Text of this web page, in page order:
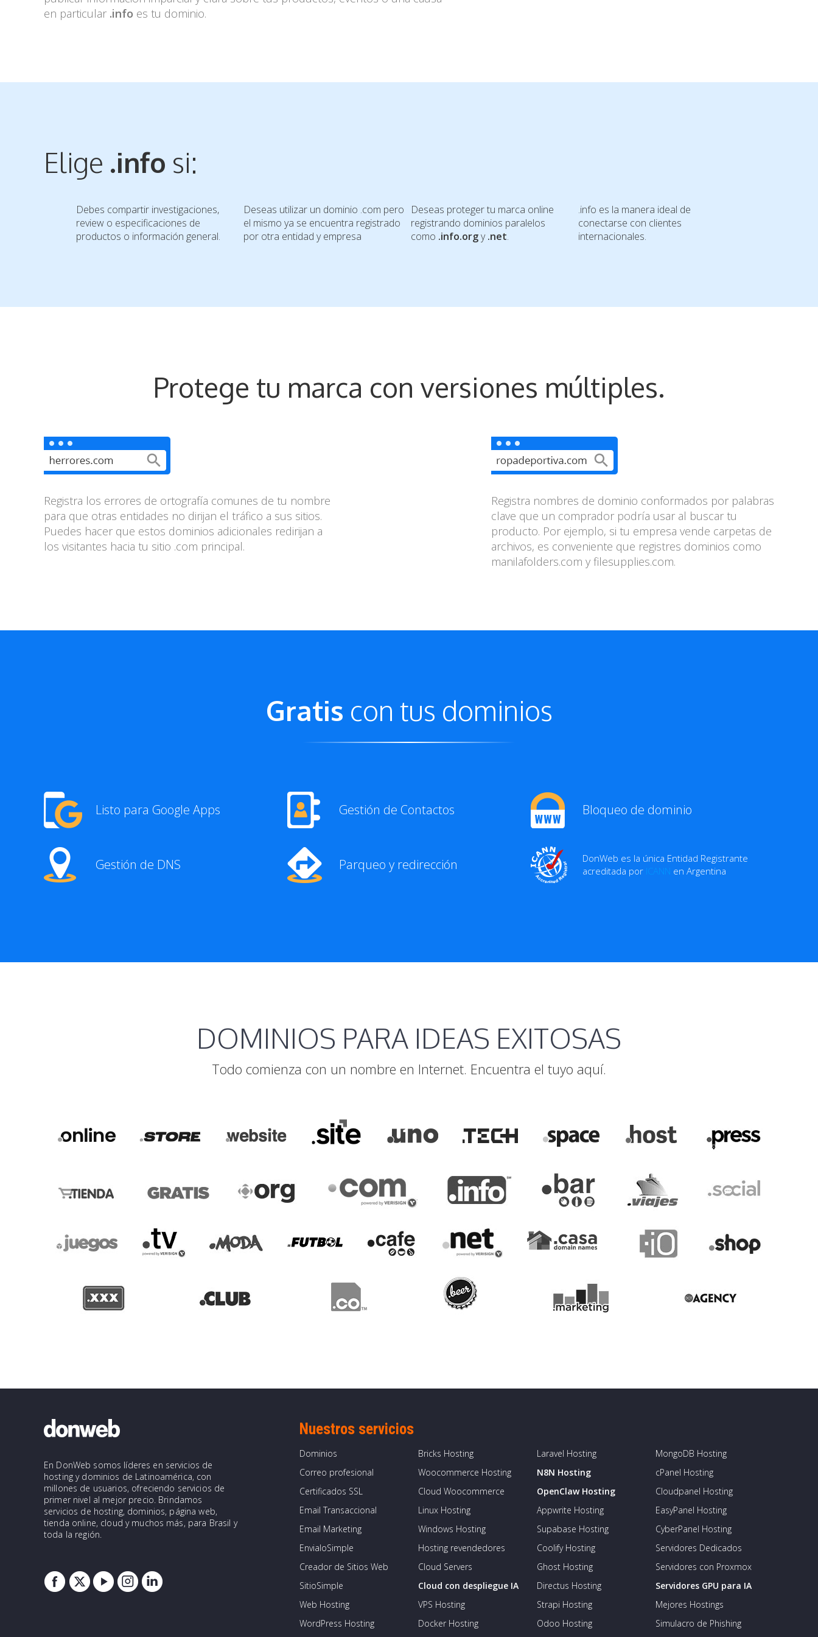
en particular .info es tu dominio.
Elige .info si:
Debes compartir investigaciones,
review o especificaciones de
productos o información general.
Deseas utilizar un dominio .com pero
el mismo ya se encuentra registrado
por otra entidad y empresa
Deseas proteger tu marca online
registrando dominios paralelos
como .info.orgy.net.
.info es la manera ideal de
conectarse con clientes
internacionales.
Protege tu marca con versiones múltiples.
Registra los errores de ortografía comunes de tu nombre
para que otras entidades no dirijan el tráfico a sus sitios.
Puedes hacer que estos dominios adicionales redirijan a
los visitantes hacia tu sitio .com principal.
Registra nombres de dominio conformados por palabras
clave que un comprador podría usar al buscar tu
producto. Por ejemplo, si tu empresa vende carpetas de
archivos, es conveniente que registres dominios como
manilafolders.com y filesupplies.com.
Gratis con tus dominios
Listo para Google Apps Gestión de Contactos Bloqueo de dominio
Gestión de DNS Parqueo y redirección
DonWeb es la única Entidad Registrante
acreditada por ICANN en Argentina
DOMINIOS PARA IDEAS EXITOSAS
Todo comienza con un nombre en Internet. Encuentra el tuyo aquí.
En DonWeb somos líderes en servicios de
hosting y dominios de Latinoamérica, con
millones de usuarios, ofreciendo servicios de
primer nivel al mejor precio. Brindamos
servicios de hosting, dominios, página web,
tienda online, cloud y muchos más, para Brasil y
toda la región.
Nuestros servicios
Dominios
Correo profesional
Certificados SSL
Email Transaccional
Email Marketing
EnvialoSimple
Creador de Sitios Web
SitioSimple
Web Hosting
WordPress Hosting
Bricks Hosting
Woocommerce Hosting
Cloud Woocommerce
Linux Hosting
Windows Hosting
Hosting revendedores
Cloud Servers
Cloud con despliegue IA
VPS Hosting
Docker Hosting
Laravel Hosting
N8N Hosting
OpenClaw Hosting
Appwrite Hosting
Supabase Hosting
Coolify Hosting
Ghost Hosting
Directus Hosting
Strapi Hosting
Odoo Hosting
MongoDB Hosting
cPanel Hosting
Cloudpanel Hosting
EasyPanel Hosting
CyberPanel Hosting
Servidores Dedicados
Servidores con Proxmox
Servidores GPU para IA
Mejores Hostings
Simulacro de Phishing